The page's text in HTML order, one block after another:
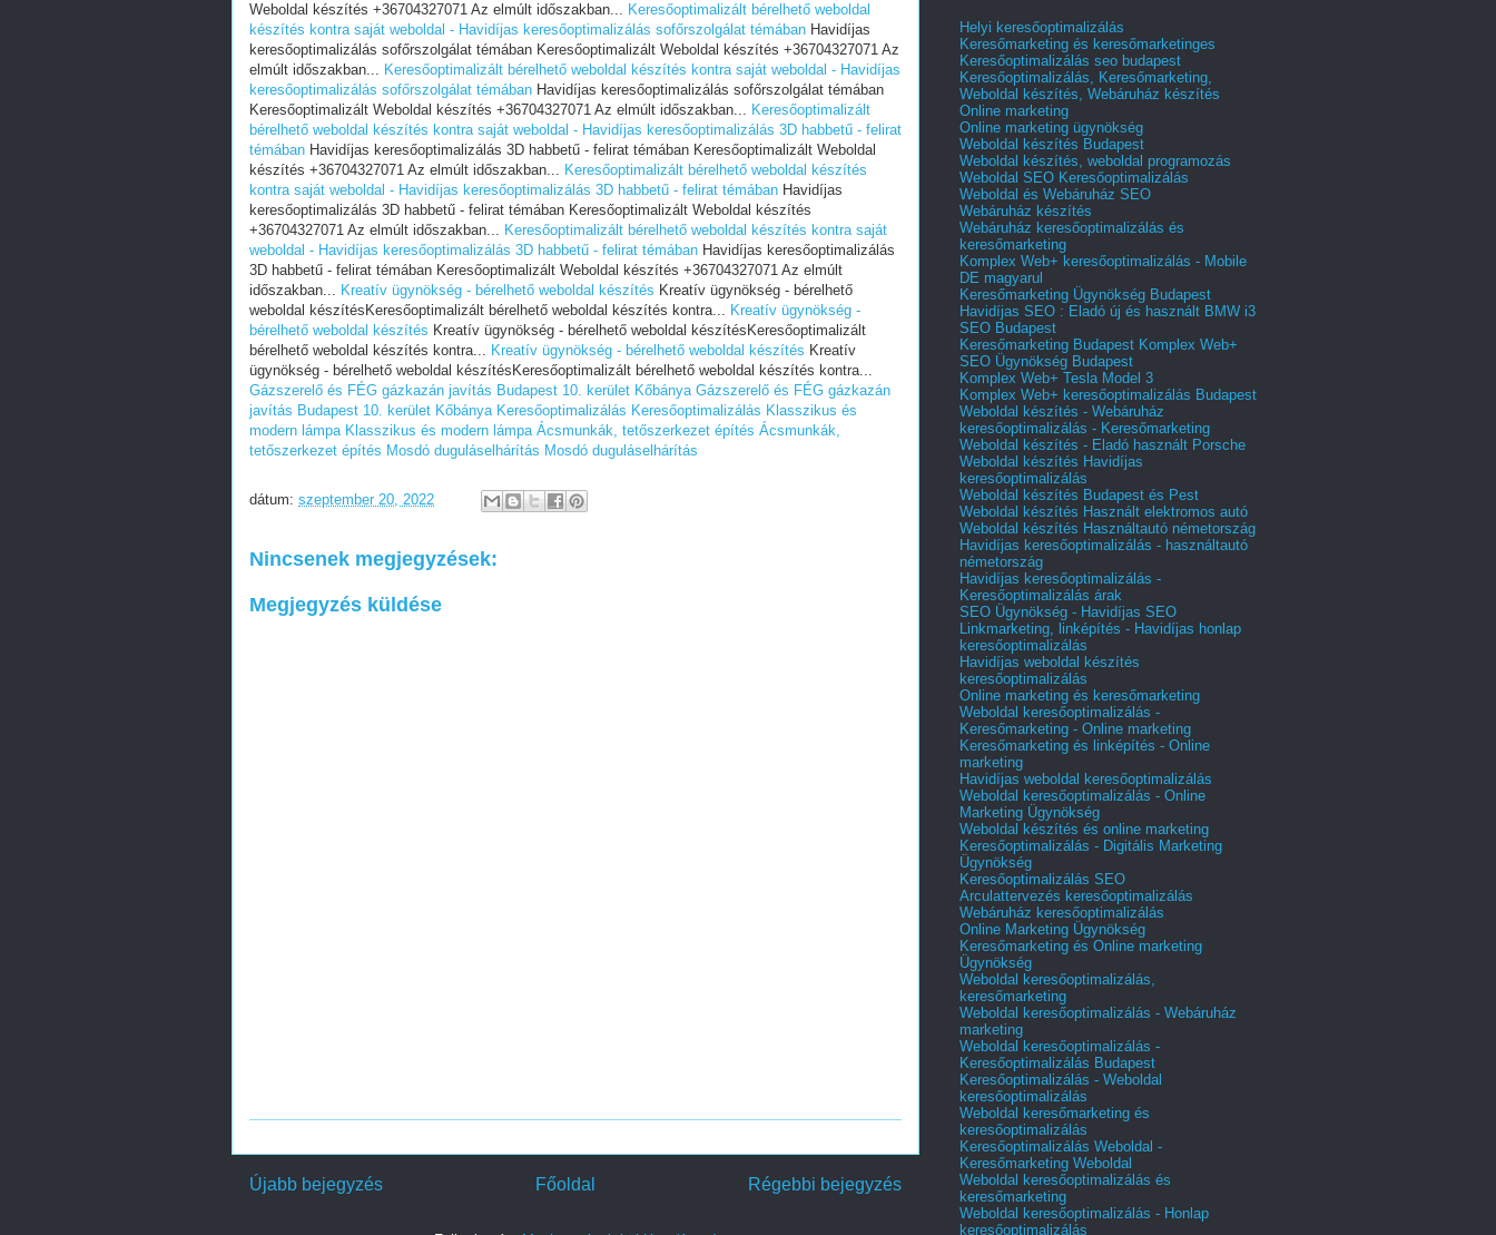
Weboldal készítés +36704327071 Az elmúlt időszakban... Keresőoptimalizált bérelhető weboldal
készítés kontra saját weboldal - Havidíjas keresőoptimalizálás sofőrszolgálat témában Havidíjas
keresőoptimalizálás sofőrszolgálat témában Keresőoptimalizált Weboldal készítés +36704327071 Az
elmúlt időszakban... Keresőoptimalizált bérelhető weboldal készítés kontra saját weboldal - Havidíjas
keresőoptimalizálás sofőrszolgálat témában Havidíjas keresőoptimalizálás sofőrszolgálat témában
Keresőoptimalizált Weboldal készítés +36704327071 Az elmúlt időszakban... Keresőoptimalizált
bérelhető weboldal készítés kontra saját weboldal - Havidíjas keresőoptimalizálás 3D habbetű - felirat
témában Havidíjas keresőoptimalizálás 3D habbetű - felirat témában Keresőoptimalizált Weboldal
készítés +36704327071 Az elmúlt időszakban... Keresőoptimalizált bérelhető weboldal készítés
kontra saját weboldal - Havidíjas keresőoptimalizálás 3D habbetű - felirat témában Havidíjas
keresőoptimalizálás 3D habbetű - felirat témában Keresőoptimalizált Weboldal készítés
+36704327071 Az elmúlt időszakban... Keresőoptimalizált bérelhető weboldal készítés kontra saját
weboldal - Havidíjas keresőoptimalizálás 3D habbetű - felirat témában Havidíjas keresőoptimalizálás
3D habbetű - felirat témában Keresőoptimalizált Weboldal készítés +36704327071 Az elmúlt
időszakban... Kreatív ügynökség - bérelhető weboldal készítés Kreatív ügynökség - bérelhető
weboldal készítésKeresőoptimalizált bérelhető weboldal készítés kontra... Kreatív ügynökség -
bérelhető weboldal készítés Kreatív ügynökség - bérelhető weboldal készítésKeresőoptimalizált
bérelhető weboldal készítés kontra... Kreatív ügynökség - bérelhető weboldal készítés Kreatív
ügynökség - bérelhető weboldal készítésKeresőoptimalizált bérelhető weboldal készítés kontra...
Gázszerelő és FÉG gázkazán javítás Budapest 10. kerület Kőbánya Gázszerelő és FÉG gázkazán
javítás Budapest 10. kerület Kőbánya Keresőoptimalizálás Keresőoptimalizálás Klasszikus és
modern lámpa Klasszikus és modern lámpa Ácsmunkák, tetőszerkezet építés Ácsmunkák,
tetőszerkezet építés Mosdó duguláselhárítás Mosdó duguláselhárítás
dátum: szeptember 20, 2022
Nincsenek megjegyzések:
Megjegyzés küldése
Újabb bejegyzés Régebbi bejegyzés
Főoldal
Helyi keresőoptimalizálás
Keresőmarketing és keresőmarketinges
Keresőoptimalizálás seo budapest
Keresőoptimalizálás, Keresőmarketing,
Weboldal készítés, Webáruház készítés
Online marketing
Online marketing ügynökség
Weboldal készítés Budapest
Weboldal készítés, weboldal programozás
Weboldal SEO Keresőoptimalizálás
Weboldal és Webáruház SEO
Webáruház készítés
Webáruház keresőoptimalizálás és
keresőmarketing
Komplex Web+ keresőoptimalizálás - Mobile
DE magyarul
Keresőmarketing Ügynökség Budapest
Havidíjas SEO : Eladó új és használt BMW i3
SEO Budapest
Keresőmarketing Budapest Komplex Web+
SEO Ügynökség Budapest
Komplex Web+ Tesla Model 3
Komplex Web+ keresőoptimalizálás Budapest
Weboldal készítés - Webáruház
keresőoptimalizálás - Keresőmarketing
Weboldal készítés - Eladó használt Porsche
Weboldal készítés Havidíjas
keresőoptimalizálás
Weboldal készítés Budapest és Pest
Weboldal készítés Használt elektromos autó
Weboldal készítés Használtautó németország
Havidíjas keresőoptimalizálás - használtautó
németország
Havidíjas keresőoptimalizálás -
Keresőoptimalizálás árak
SEO Ügynökség - Havidíjas SEO
Linkmarketing, linképítés - Havidíjas honlap
keresőoptimalizálás
Havidíjas weboldal készítés
keresőoptimalizálás
Online marketing és keresőmarketing
Weboldal keresőoptimalizálás -
Keresőmarketing - Online marketing
Keresőmarketing és linképítés - Online
marketing
Havidíjas weboldal keresőoptimalizálás
Weboldal keresőoptimalizálás - Online
Marketing Ügynökség
Weboldal készítés és online marketing
Keresőoptimalizálás - Digitális Marketing
Ügynökség
Keresőoptimalizálás SEO
Arculattervezés keresőoptimalizálás
Webáruház keresőoptimalizálás
Online Marketing Ügynökség
Keresőmarketing és Online marketing
Ügynökség
Weboldal keresőoptimalizálás,
keresőmarketing
Weboldal keresőoptimalizálás - Webáruház
marketing
Weboldal keresőoptimalizálás -
Keresőoptimalizálás Budapest
Keresőoptimalizálás - Weboldal
keresőoptimalizálás
Weboldal keresőmarketing és
keresőoptimalizálás
Keresőoptimalizálás Weboldal -
Keresőmarketing Weboldal
Weboldal keresőoptimalizálás és
keresőmarketing
Weboldal keresőoptimalizálás - Honlap
keresőoptimalizálás